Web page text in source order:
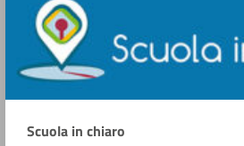
Scuola in chiaro